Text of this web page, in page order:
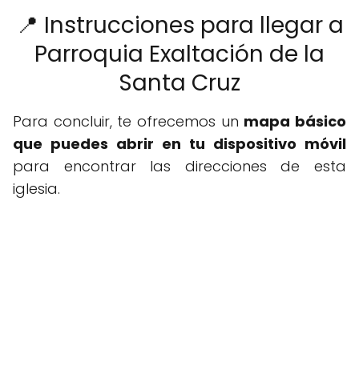
📍 Instrucciones para llegar a
Parroquia Exaltación de la
Santa Cruz
Para concluir, te ofrecemos un mapa básico
que puedes abrir en tu dispositivo móvil
para encontrar las direcciones de esta
iglesia.